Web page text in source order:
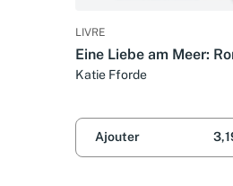
LIVRE
Eine Liebe am Meer:
Katie Fforde
Ajouter